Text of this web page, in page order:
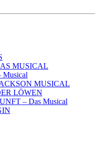
MUSICAL
Musical
MUSICAL
LÖWEN
– Das Musical